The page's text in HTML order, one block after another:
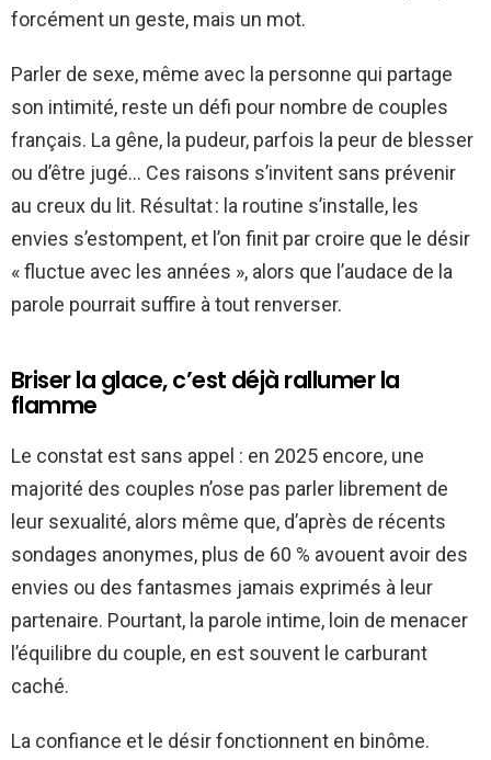
forcément un geste, mais un mot.
Parler de sexe, même avec la personne qui partage
son intimité, reste un défi pour nombre de couples
français. La gêne, la pudeur, parfois la peur de blesser
ou d’être jugé… Ces raisons s’invitent sans prévenir
au creux du lit. Résultat : la routine s’installe, les
envies s’estompent, et l’on finit par croire que le désir
« fluctue avec les années », alors que l’audace de la
parole pourrait suffire à tout renverser.
Briser la glace, c’est déjà rallumer la
flamme
Le constat est sans appel : en 2025 encore, une
majorité des couples n’ose pas parler librement de
leur sexualité, alors même que, d’après de récents
sondages anonymes, plus de 60 % avouent avoir des
envies ou des fantasmes jamais exprimés à leur
partenaire. Pourtant, la parole intime, loin de menacer
l’équilibre du couple, en est souvent le carburant
caché.
La confiance et le désir fonctionnent en binôme.